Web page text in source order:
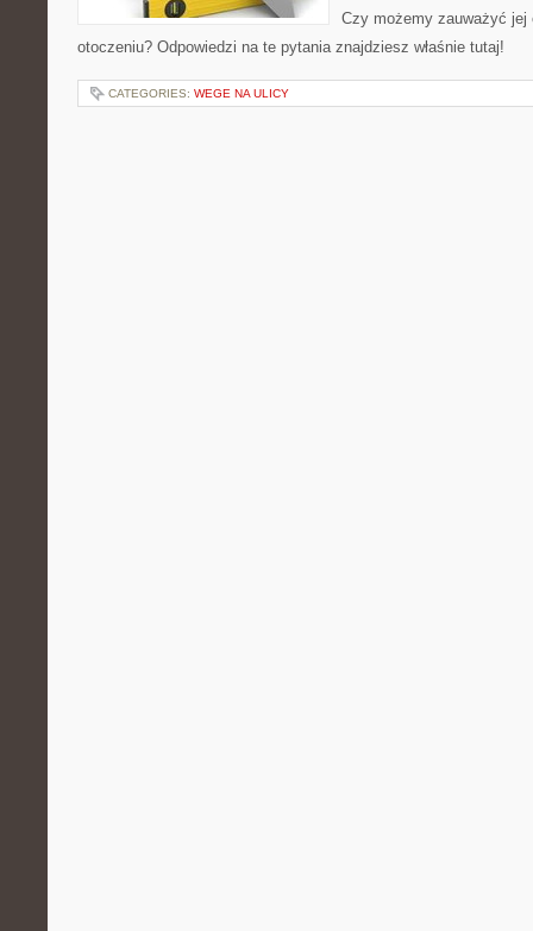
Czy możemy zauważyć jej
otoczeniu? Odpowiedzi na te pytania znajdziesz właśnie tutaj!
CATEGORIES: WEGE NA ULICY